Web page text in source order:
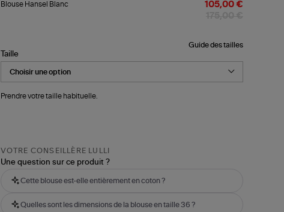
Hansel
Blouse Hansel Blanc 105,00 €
Guide des tailles
Taille
Prendre votre taille habituelle.
VOTRE CONSEILLÈRE LULLI
Une question sur ce produit ?
Cette blouse est-elle entièrement en coton ?
Quelles sont les dimensions de la blouse en taille 36 ?